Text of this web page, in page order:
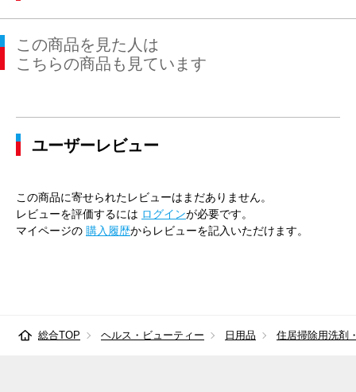
この商品を見た人は
こちらの商品も見ています
ユーザーレビュー
この商品に寄せられたレビューはまだありません。
レビューを評価するには ログインが必要です。
マイページの 購入履歴からレビューを記入いただけます。
総合TOP ヘルス・ビューティー 日用品 住居掃除用洗剤